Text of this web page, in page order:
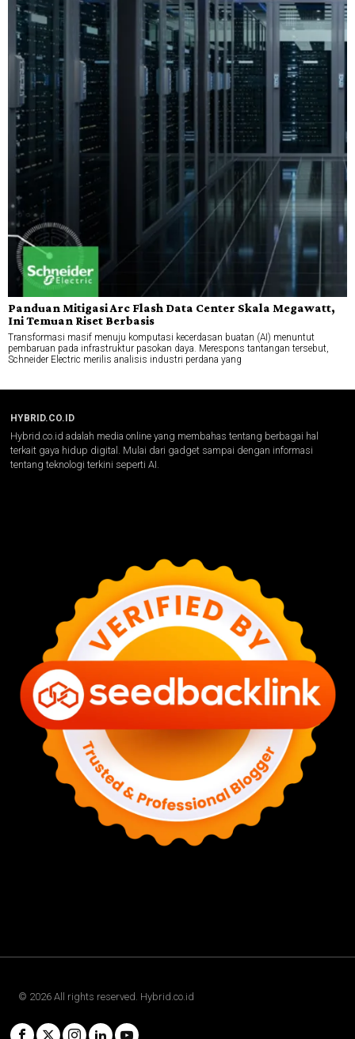
Panduan Mitigasi Arc Flash Data Center Skala Megawatt,
Ini Temuan Riset Berbasis
Transformasi masif menuju komputasi kecerdasan buatan (AI) menuntut
pembaruan pada infrastruktur pasokan daya. Merespons tantangan tersebut,
Schneider Electric merilis analisis industri perdana yang
HYBRID.CO.ID
Hybrid.co.id adalah media online yang membahas tentang berbagai hal
terkait gaya hidup digital. Mulai dari gadget sampai dengan informasi
tentang teknologi terkini seperti AI.
© 2026 All rights reserved. Hybrid.co.id